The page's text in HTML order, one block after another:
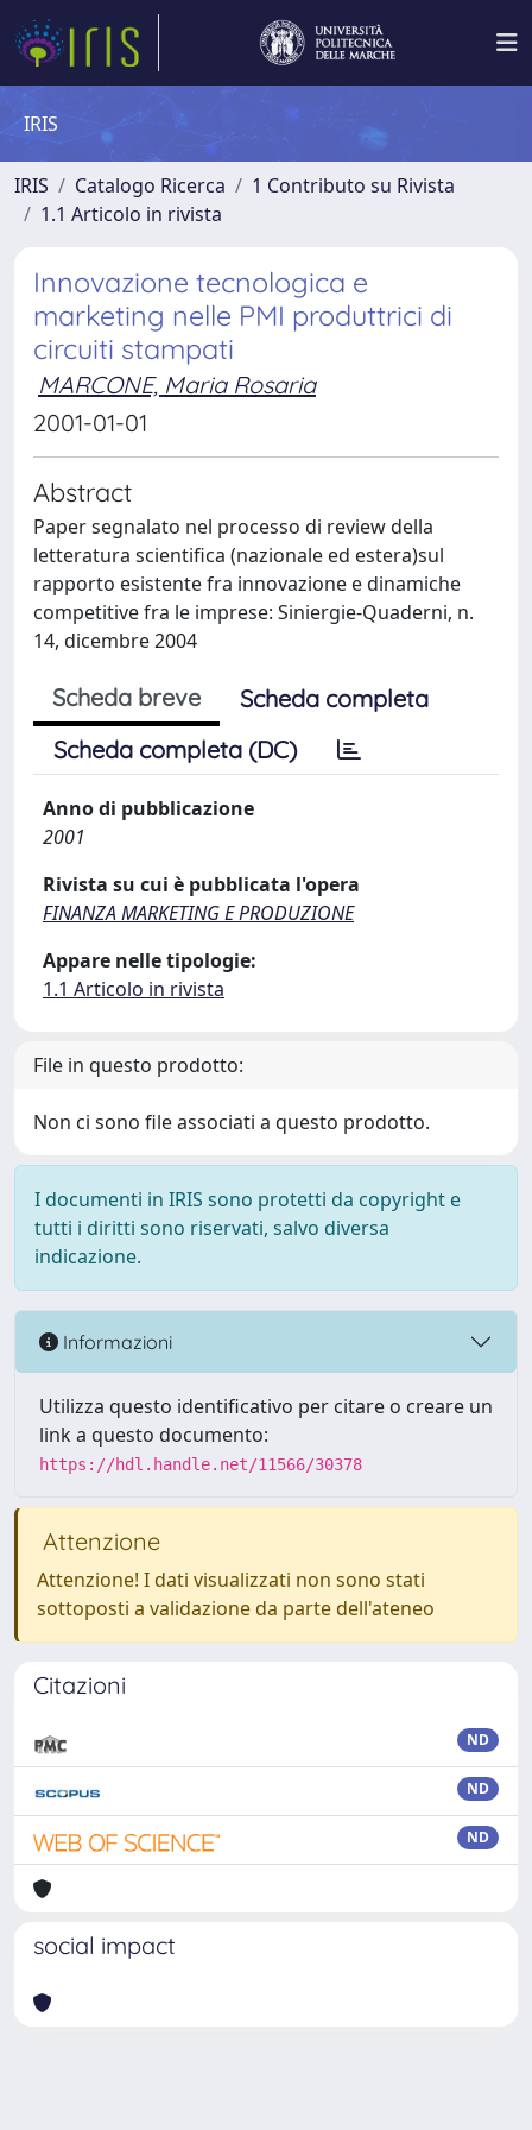
IRIS
IRIS Catalogo Ricerca
1 Contributo su Rivista
1.1 Articolo in rivista
Innovazione tecnologica e
marketing nelle PMI produttrici di
circuiti stampati
MARCONE, Maria Rosaria
2001-01-01
Abstract
Paper segnalato nel processo di review della
letteratura scientifica (nazionale ed estera)sul
rapporto esistente fra innovazione e dinamiche
competitive fra le imprese: Siniergie-Quaderni, n.
14, dicembre 2004
Scheda breve
Scheda completa
Scheda completa (DC)
Anno di pubblicazione
2001
Rivista su cui è pubblicata l'opera
FINANZA MARKETING E PRODUZIONE
Appare nelle tipologie:
1.1 Articolo in rivista
File in questo prodotto:
Non ci sono file associati a questo prodotto.
I documenti in IRIS sono protetti da copyright e
tutti i diritti sono riservati, salvo diversa
indicazione.
Informazioni
Utilizza questo identificativo per citare o creare un
link a questo documento:
https://hdl.handle.net/11566/30378
Attenzione
Attenzione! I dati visualizzati non sono stati
sottoposti a validazione da parte dell'ateneo
Citazioni
ND
ND
ND
social impact